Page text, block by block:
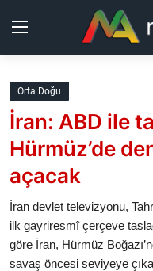
Kurdistan
Bölgeler
Yaşam
Güncel
Analiz
Orta Doğu
İran: ABD ile
Hürmüz’de
açacak
İran devlet televizyonu,
ilk gayriresmî çerçeve
göre İran, Hürmüz
savaş öncesi seviyeye